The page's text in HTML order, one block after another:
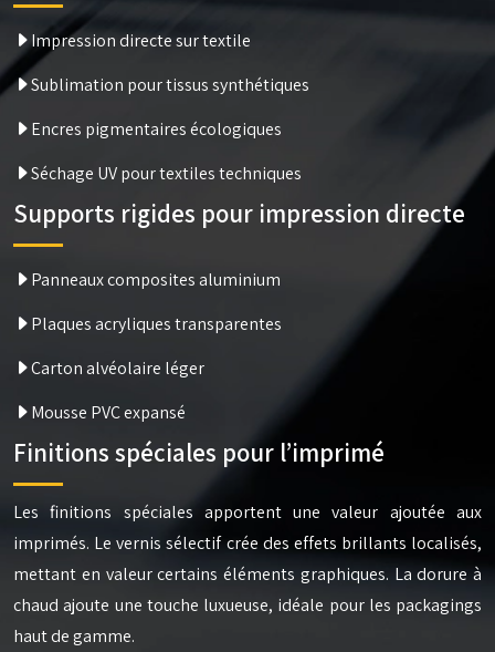
Impression directe sur textile
Sublimation pour tissus synthétiques
Encres pigmentaires écologiques
Séchage UV pour textiles techniques
Supports rigides pour impression directe
Panneaux composites aluminium
Plaques acryliques transparentes
Carton alvéolaire léger
Mousse PVC expansé
Finitions spéciales pour l’imprimé
Les finitions spéciales apportent une valeur ajoutée aux
imprimés. Le vernis sélectif crée des effets brillants localisés,
mettant en valeur certains éléments graphiques. La dorure à
chaud ajoute une touche luxueuse, idéale pour les packagings
haut de gamme.